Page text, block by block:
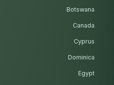
Botswana
Canada
Cyprus
Dominica
Egypt